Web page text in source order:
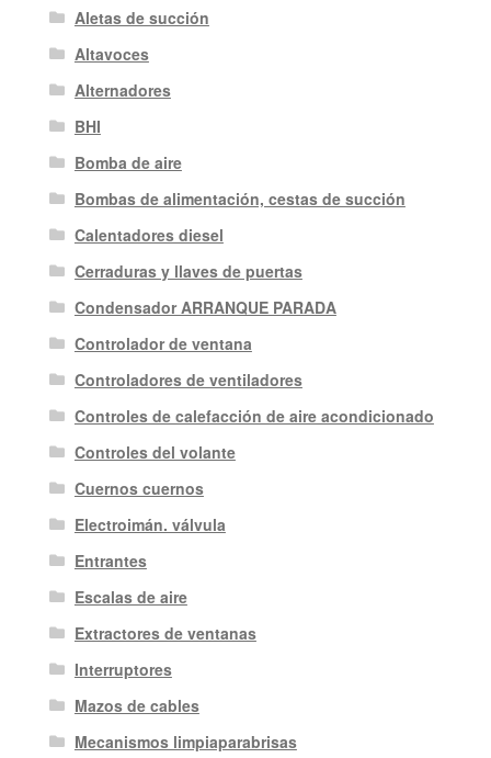
Aletas de succión
Altavoces
Alternadores
BHI
Bomba de aire
Bombas de alimentación, cestas de succión
Calentadores diesel
Cerraduras y llaves de puertas
Condensador ARRANQUE PARADA
Controlador de ventana
Controladores de ventiladores
Controles de calefacción de aire acondicionado
Controles del volante
Cuernos cuernos
Electroimán. válvula
Entrantes
Escalas de aire
Extractores de ventanas
Interruptores
Mazos de cables
Mecanismos limpiaparabrisas